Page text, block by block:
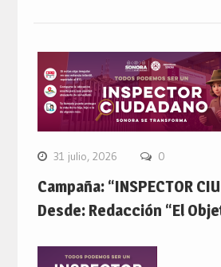
31 julio, 2026 0
Campaña: “INSPECTOR
Desde: Redacción “El